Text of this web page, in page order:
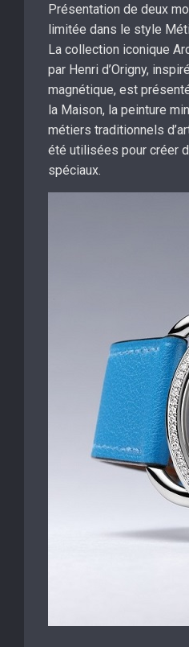
Présentation de deux
limitée dans le style
La collection iconique
par Henri d’Origny,
magnétique, est
la Maison, la peinture
métiers traditionnels
été utilisées pour créer
spéciaux.